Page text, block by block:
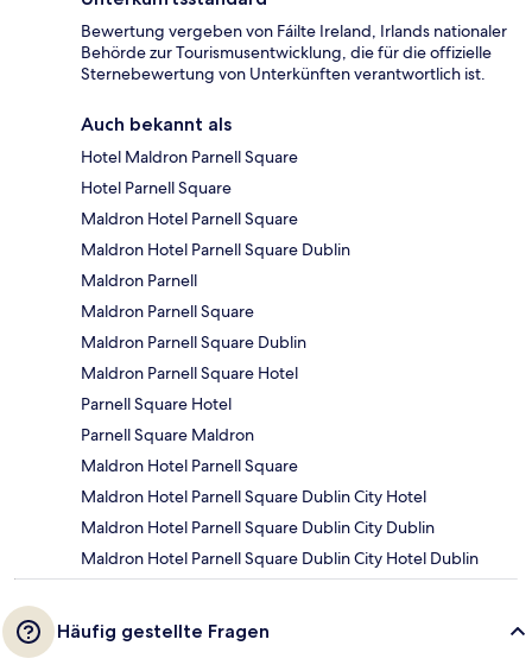
Bewertung vergeben von Fáilte Ireland, Irlands nationaler
Behörde zur Tourismusentwicklung, die für die offizielle
Sternebewertung von Unterkünften verantwortlich ist.
Auch bekannt als
Hotel Maldron Parnell Square
Hotel Parnell Square
Maldron Hotel Parnell Square
Maldron Hotel Parnell Square Dublin
Maldron Parnell
Maldron Parnell Square
Maldron Parnell Square Dublin
Maldron Parnell Square Hotel
Parnell Square Hotel
Parnell Square Maldron
Maldron Hotel Parnell Square
Maldron Hotel Parnell Square Dublin City Hotel
Maldron Hotel Parnell Square Dublin City Dublin
Maldron Hotel Parnell Square Dublin City Hotel Dublin
Häufig gestellte Fragen